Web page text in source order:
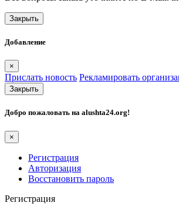
Закрыть
Добавление
×
Прислать новость Рекламировать
Закрыть
Добро пожаловать на alushta24.org!
×
Регистрация
Авторизация
Восстановить пароль
Регистрация